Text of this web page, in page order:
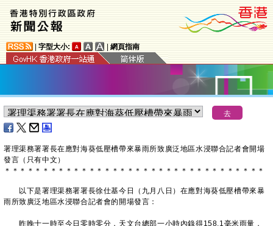
字型大小: 網頁指南
署理渠務署署長在應對海葵低壓槽帶來暴雨所致廣泛地區水浸聯合記者會開場
發言（只有中文）
＊ ＊ ＊ ＊ ＊ ＊ ＊ ＊ ＊ ＊ ＊ ＊ ＊ ＊ ＊ ＊ ＊ ＊ ＊ ＊ ＊ ＊ ＊ ＊ ＊ ＊ ＊ ＊ ＊ ＊ ＊ ＊ ＊ ＊
以下是署理渠務署署長徐仕基今日（九月八日）在應對海葵低壓槽帶來暴
雨所致廣泛地區水浸聯合記者會的開場發言：
昨晚十一時至今日零時零分，天文台總部一小時內錄得158.1毫米雨量，